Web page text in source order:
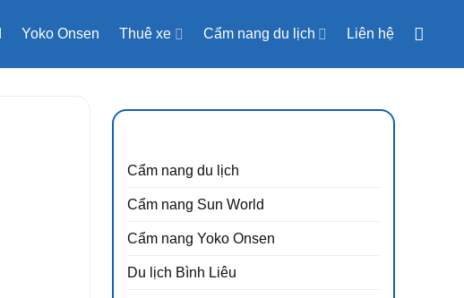
Yoko Onsen Thuê xe Cẩm nang du lịch Liên hệ
Cẩm nang du lịch
Cẩm nang Sun World
Cẩm nang Yoko Onsen
Du lịch Bình Liêu